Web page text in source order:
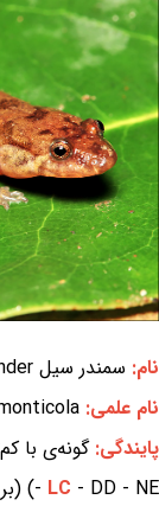
نام: سمندر سیل Seal salamander
نام علمی:
پایندگی:
- LC - DD - NE) (بر پایه‌ی سیاهه‌ی سرخ IUCN)